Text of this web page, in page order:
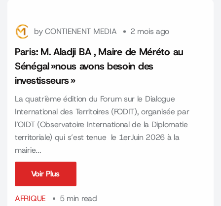
byCONTIENENT MEDIA 2 mois ago
Paris: M. Aladji BA , Maire de Méréto au
Sénégal »nous avons besoin des
investisseurs »
La quatrième édition du Forum sur le Dialogue
International des Territoires (FODIT), organisée par
l’OIDT (Observatoire International de la Diplomatie
territoriale) qui s’est tenue le 1erJuin 2026 à la
mairie...
Voir Plus
AFRIQUE
5 min read